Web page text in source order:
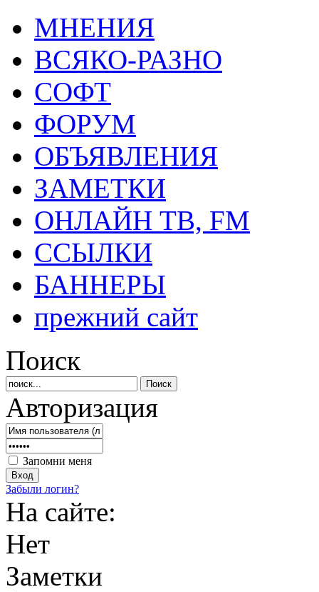
МНЕНИЯ
ВСЯКО-РАЗНО
СОФТ
ФОРУМ
ОБЪЯВЛЕНИЯ
ЗАМЕТКИ
ОНЛАЙН ТВ, FM
ССЫЛКИ
БАННЕРЫ
прежний сайт
Поиск
Авторизация
Запомни меня
Забыли логин?
На сайте:
Нет
Заметки